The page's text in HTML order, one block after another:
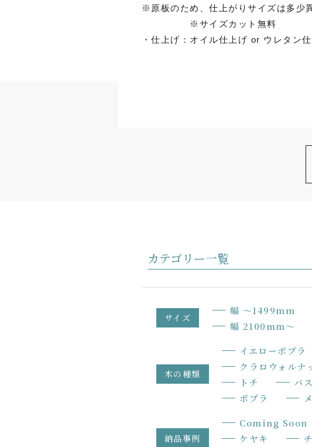
※原板のため、仕上がりサイズは多少
※サイズカット無料
・仕上げ：オイル仕上げ or ウレタン
カテゴリー一覧
サイズ
幅 〜1499mm
幅 2100mm〜
木の種類
イエローポプラ
クラロウォルナ
トチ
バ
ポプラ
納品事例
Coming Soon
ケヤキ